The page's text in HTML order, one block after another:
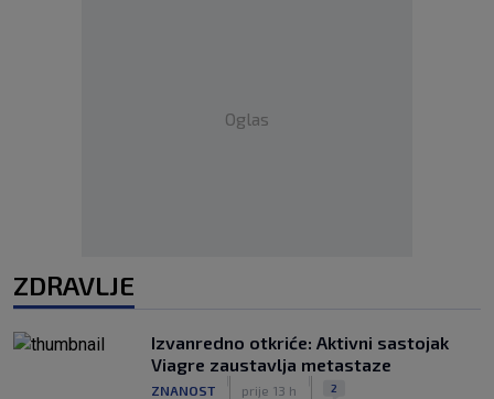
Oglas
ZDRAVLJE
Izvanredno otkriće: Aktivni sastojak
Viagre zaustavlja metastaze
ZNANOST prije 13 h 2